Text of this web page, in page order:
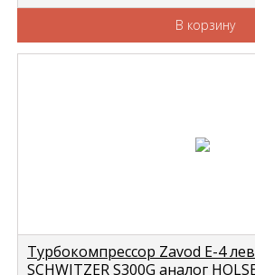
В корзину
Турбокомпрессор Zavod Е-4
SCHWITZER S300G аналог